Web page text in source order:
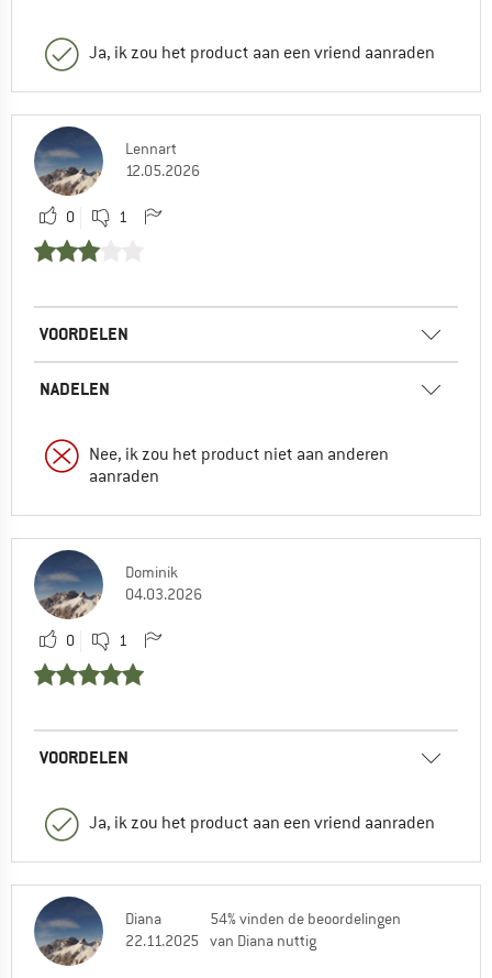
Ja, ik zou het product aan een vriend aanraden
Lennart
12.05.2026
0 1
VOORDELEN
NADELEN
Nee, ik zou het product niet aan anderen
aanraden
Dominik
04.03.2026
0 1
VOORDELEN
Ja, ik zou het product aan een vriend aanraden
Diana
22.11.2025
54% vinden de beoordelingen
van Diana nuttig